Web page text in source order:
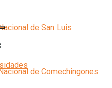
de San Luis
de Comechingones